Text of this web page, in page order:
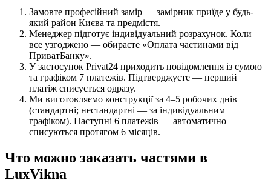
Замовте професійний замір — замірник приїде у будь-
який район Києва та предмістя.
Менеджер підготує індивідуальний розрахунок. Коли
все узгоджено — обираєте «Оплата частинами від
ПриватБанку».
У застосунок Privat24 приходить повідомлення із сумою
та графіком 7 платежів. Підтверджуєте — перший
платіж списується одразу.
Ми виготовляємо конструкції за 4–5 робочих днів
(стандартні; нестандартні — за індивідуальним
графіком). Наступні 6 платежів — автоматично
списуються протягом 6 місяців.
Что можно заказать частями в
LuxVikna